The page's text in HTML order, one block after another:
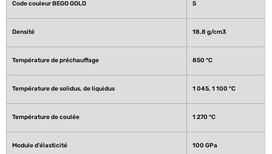
Code couleur BEGO GOLD 5
Densité 18,8 g/cm3
Température de préchauffage 850 °C
Température de solidus, de liquidus 1 045, 1 100 °C
Température de coulée 1 270 °C
Module d'élasticité 100 GPa